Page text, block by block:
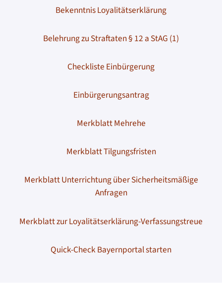
Bekenntnis Loyalitätserklärung
Belehrung zu Straftaten § 12 a StAG (1)
Checkliste Einbürgerung
Einbürgerungsantrag
Merkblatt Mehrehe
Merkblatt Tilgungsfristen
Merkblatt Unterrichtung über Sicherheitsmäßige
Anfragen
Merkblatt zur Loyalitätserklärung-Verfassungstreue
Quick-Check Bayernportal starten